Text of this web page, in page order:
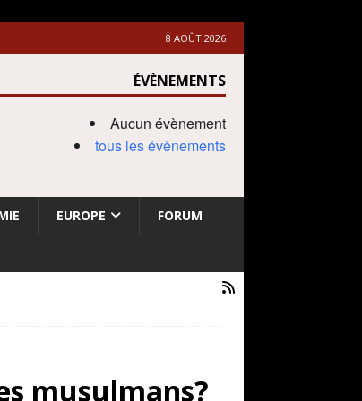
8 AOÛT 2026
ÉVÈNEMENTS
Aucun évènement
tous les évènements
EUROPE FORUM
musulmans?